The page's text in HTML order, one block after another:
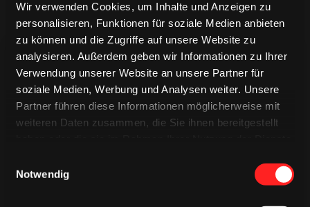
Wir verwenden Cookies, um Inhalte und Anzeigen zu
personalisieren, Funktionen für soziale Medien anbieten
zu können und die Zugriffe auf unsere Website zu
analysieren. Außerdem geben wir Informationen zu Ihrer
Verwendung unserer Website an unsere Partner für
soziale Medien, Werbung und Analysen weiter. Unsere
Partner führen diese Informationen möglicherweise mit
weiteren Daten zusammen, die Sie ihnen bereitgestellt
Notwendig
TRIKOTS